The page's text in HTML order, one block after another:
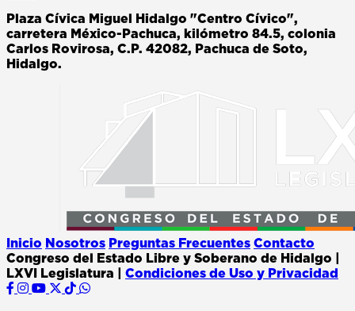
Plaza Cívica Miguel Hidalgo "Centro Cívico",
carretera México-Pachuca, kilómetro 84.5, colonia
Carlos Rovirosa, C.P. 42082, Pachuca de Soto,
Hidalgo.
Inicio Nosotros Preguntas Frecuentes Contacto
Congreso del Estado Libre y Soberano de Hidalgo |
LXVI Legislatura | Condiciones de Uso y Privacidad